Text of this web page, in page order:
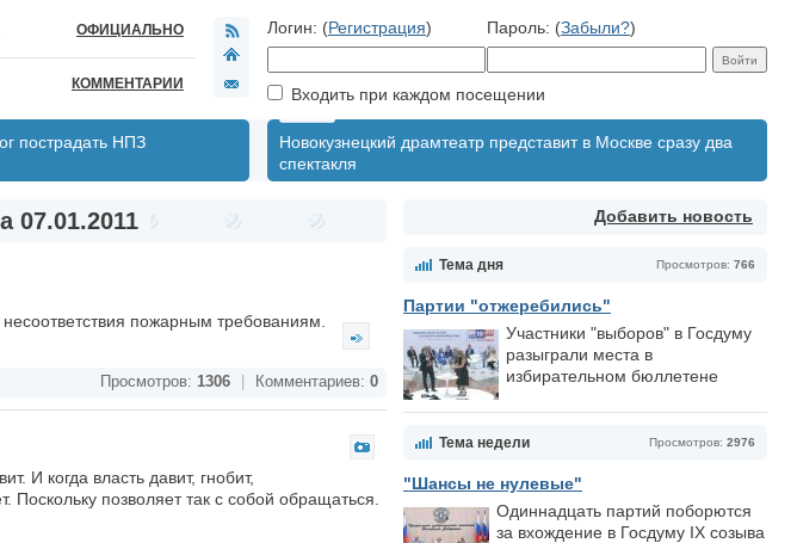
ОФИЦИАЛЬНО
КОММЕНТАРИИ
Логин: (Регистрация) Пароль: (Забыли?)
Входить при каждом посещении
пострадать НПЗ
Новокузнецкий драмтеатр представит в Москве сразу два
спектакля
Добавить новость
Просмотров: 766
Тема дня
Партии "отжеребились"
Участники "выборов" в Госдуму
разыграли места в
избирательном бюллетене
Просмотров: 2976
Тема недели
"Шансы не нулевые"
Одиннадцать партий поборются
за вхождение в Госдуму IX созыва
07.01.2011
пожарным требованиям.
Просмотров: 1306 Комментариев: 0
И когда власть давит, гнобит,
позволяет так с собой обращаться.